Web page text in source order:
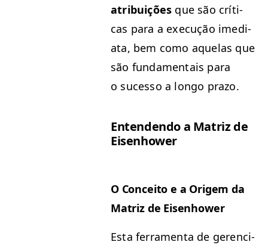
atribuições que são críti­
cas para a exe­cução ime­di­
a­ta, bem como aque­las que
são fun­da­men­tais para
o suces­so a lon­go prazo.
Enten­den­do a Matriz de
Eisenhower
O Con­ceito e a Origem da
Matriz de Eisenhower
Esta fer­ra­men­ta de geren­ci­